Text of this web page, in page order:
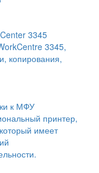
3345
3345,
копирования,
к МФУ
принтер,
имеет